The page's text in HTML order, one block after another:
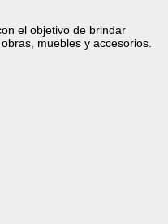
el objetivo de brindar
muebles y accesorios.